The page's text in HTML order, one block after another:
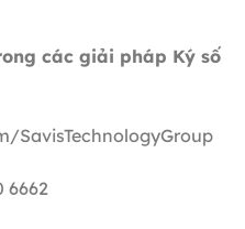
các giải pháp Ký số
SavisTechnologyGroup
6662